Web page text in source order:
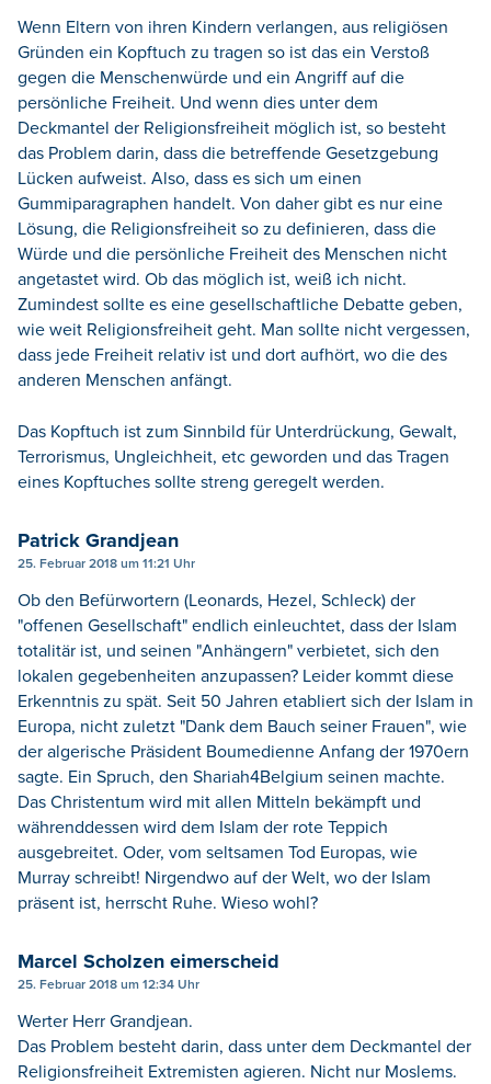
Wenn Eltern von ihren Kindern verlangen, aus religiösen
Gründen ein Kopftuch zu tragen so ist das ein Verstoß
gegen die Menschenwürde und ein Angriff auf die
persönliche Freiheit. Und wenn dies unter dem
Deckmantel der Religionsfreiheit möglich ist, so besteht
das Problem darin, dass die betreffende Gesetzgebung
Lücken aufweist. Also, dass es sich um einen
Gummiparagraphen handelt. Von daher gibt es nur eine
Lösung, die Religionsfreiheit so zu definieren, dass die
Würde und die persönliche Freiheit des Menschen nicht
angetastet wird. Ob das möglich ist, weiß ich nicht.
Zumindest sollte es eine gesellschaftliche Debatte geben,
wie weit Religionsfreiheit geht. Man sollte nicht vergessen,
dass jede Freiheit relativ ist und dort aufhört, wo die des
anderen Menschen anfängt.
Das Kopftuch ist zum Sinnbild für Unterdrückung, Gewalt,
Terrorismus, Ungleichheit, etc geworden und das Tragen
eines Kopftuches sollte streng geregelt werden.
Patrick Grandjean
25. Februar 2018 um 11:21 Uhr
Ob den Befürwortern (Leonards, Hezel, Schleck) der
"offenen Gesellschaft" endlich einleuchtet, dass der Islam
totalitär ist, und seinen "Anhängern" verbietet, sich den
lokalen gegebenheiten anzupassen? Leider kommt diese
Erkenntnis zu spät. Seit 50 Jahren etabliert sich der Islam in
Europa, nicht zuletzt "Dank dem Bauch seiner Frauen", wie
der algerische Präsident Boumedienne Anfang der 1970ern
sagte. Ein Spruch, den Shariah4Belgium seinen machte.
Das Christentum wird mit allen Mitteln bekämpft und
währenddessen wird dem Islam der rote Teppich
ausgebreitet. Oder, vom seltsamen Tod Europas, wie
Murray schreibt! Nirgendwo auf der Welt, wo der Islam
präsent ist, herrscht Ruhe. Wieso wohl?
Marcel Scholzen eimerscheid
25. Februar 2018 um 12:34 Uhr
Werter Herr Grandjean.
Das Problem besteht darin, dass unter dem Deckmantel der
Religionsfreiheit Extremisten agieren. Nicht nur Moslems.